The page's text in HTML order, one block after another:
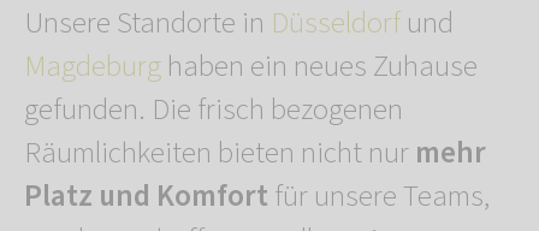
Unsere Standorte in Düsseldorfund
Magdeburghaben ein neues Zuhause
gefunden. Die frisch bezogenen
Räumlichkeiten bieten nicht nurmehr
Platz und Komfortfür unsere Teams,